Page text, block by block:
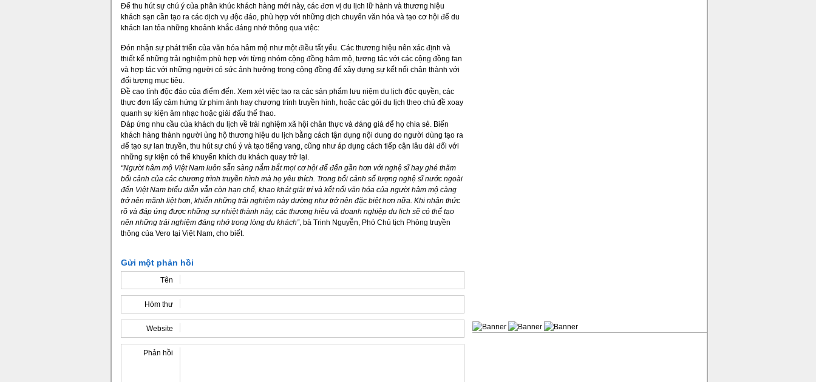
Để thu hút sự chú ý của phân khúc khách hàng mới này, các đơn vị du lịch lữ hành và thương hiệu
khách sạn cần tạo ra các dịch vụ độc đáo, phù hợp với những dịch chuyển văn hóa và tạo cơ hội để du
khách lan tỏa những khoảnh khắc đáng nhớ thông qua việc:
Đón nhận sự phát triển của văn hóa hâm mộ như một điều tất yếu. Các thương hiệu nên xác định và
thiết kế những trải nghiệm phù hợp với từng nhóm cộng đồng hâm mộ, tương tác với các cộng đồng fan
và hợp tác với những người có sức ảnh hưởng trong cộng đồng để xây dựng sự kết nối chân thành với
đối tượng mục tiêu.
Đề cao tính độc đáo của điểm đến. Xem xét việc tạo ra các sản phẩm lưu niệm du lịch độc quyền, các
thực đơn lấy cảm hứng từ phim ảnh hay chương trình truyền hình, hoặc các gói du lịch theo chủ đề xoay
quanh sự kiện âm nhạc hoặc giải đấu thể thao.
Đáp ứng nhu cầu của khách du lịch về trải nghiệm xã hội chân thực và đáng giá để họ chia sẻ. Biến
khách hàng thành người ủng hộ thương hiệu du lịch bằng cách tận dụng nội dung do người dùng tạo ra
để tạo sự lan truyền, thu hút sự chú ý và tạo tiếng vang, cũng như áp dụng cách tiếp cận lâu dài đối với
những sự kiện có thể khuyến khích du khách quay trở lại.­­
“Người hâm mộ Việt Nam luôn sẵn sàng nắm bắt mọi cơ hội để đến gần hơn với nghệ sĩ hay ghé thăm
bối cảnh của các chương trình truyền hình mà họ yêu thích. Trong bối cảnh số lượng nghệ sĩ nước ngoài
đến Việt Nam biểu diễn vẫn còn hạn chế, khao khát giải trí và kết nối văn hóa của người hâm mộ càng
trở nên mãnh liệt hơn, khiến những trải nghiệm nàydường nhưtrở nên đặc biệt hơn nữa. Khi nhận thức
rõ và đáp ứng được những sự nhiệt thành này, các thương hiệu và doanh nghiệp du lịch sẽ có thể tạo
nên những trải nghiệm đáng nhớtrong lòng du khách”, bà Trinh Nguyễn, Phó Chủ tịch Phòng truyền
thông của Vero tại Việt Nam, cho biết.
Gửi một phản hồi
Tên
Hòm thư
Website
Phản hồi